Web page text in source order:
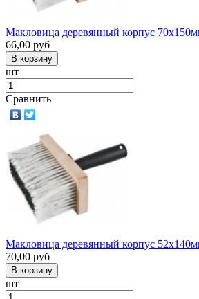
Макловица деревянный корпус
66,00 руб
шт
Сравнить
Макловица деревянный корпус
70,00 руб
шт